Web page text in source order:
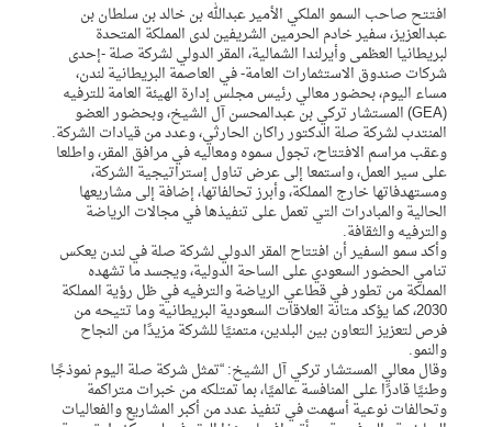
افتتح صاحب السمو الملكي الأمير عبدالله بن خالد بن سلطان بن
عبدالعزيز، سفير خادم الحرمين الشريفين لدى المملكة المتحدة
لبريطانيا العظمى وأيرلندا الشمالية، المقر الدولي لشركة صلة -إحدى
شركات صندوق الاستثمارات العامة- في العاصمة البريطانية لندن،
مساء اليوم، بحضور معالي رئيس مجلس إدارة الهيئة العامة للترفيه
(GEA) المستشار تركي بن عبدالمحسن آل الشيخ، وبحضور العضو
المنتدب لشركة صلة الدكتور راكان الحارثي، وعدد من قيادات الشركة.
وعقب مراسم الافتتاح، تجول سموه ومعاليه في مرافق المقر، واطلعا
على سير العمل، واستمعا إلى عرض تناول إستراتيجية الشركة،
ومستهدفاتها خارج المملكة، وأبرز تحالفاتها، إضافة إلى مشاريعها
الحالية والمبادرات التي تعمل على تنفيذها في مجالات الرياضة
والترفيه والثقافة.
وأكد سمو السفير أن افتتاح المقر الدولي لشركة صلة في لندن يعكس
تنامي الحضور السعودي على الساحة الدولية، ويجسد ما تشهده
المملكة من تطور في قطاعي الرياضة والترفيه في ظل رؤية المملكة
2030، كما يؤكد متانة العلاقات السعودية البريطانية وما تتيحه من
فرص لتعزيز التعاون بين البلدين، متمنيًا للشركة مزيدًا من النجاح
والنمو.
وقال معالي المستشار تركي آل الشيخ: “تمثل شركة صلة اليوم نموذجًا
وطنيًا قادرًا على المنافسة عالميًا، بما تمتلكه من خبرات متراكمة
وتحالفات نوعية أسهمت في تنفيذ عدد من أكبر المشاريع والفعاليات